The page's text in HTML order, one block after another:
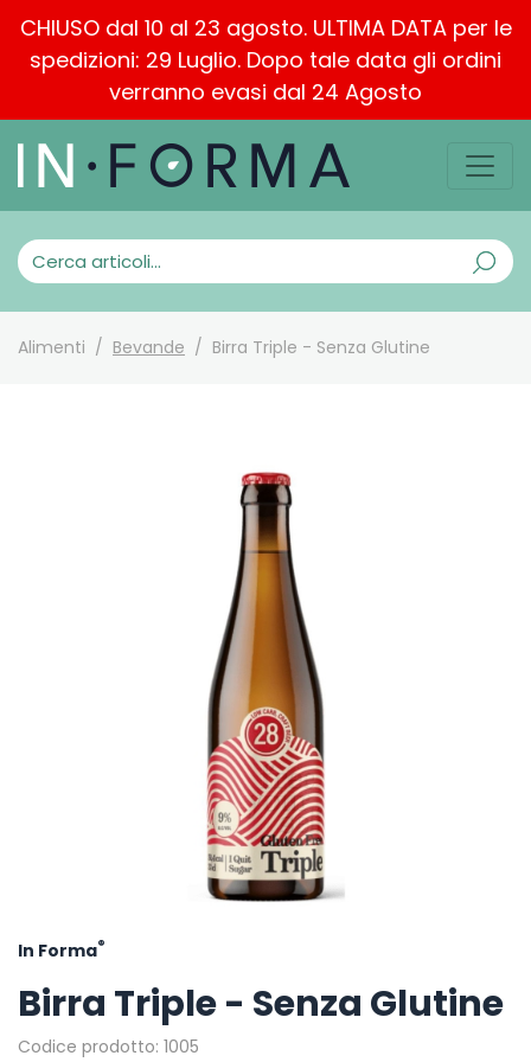
CHIUSO dal 10 al 23 agosto. ULTIMA DATA per le
spedizioni: 29 Luglio. Dopo tale data gli ordini
verranno evasi dal 24 Agosto
Alimenti Bevande Birra Triple - Senza Glutine
In Forma®
Birra Triple - Senza Glutine
Codice prodotto: 1005